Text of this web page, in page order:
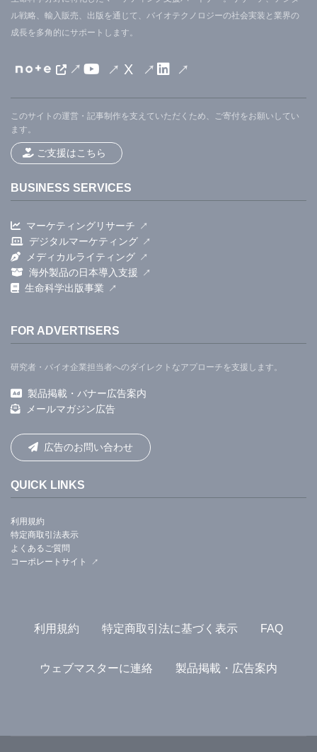
ル戦略、輸入販売、出版を通じて、バイオテクノロジーの社会実装と業界の
成長を多角的にサポートします。
X
このサイトの運営・記事制作を支えていただくため、ご寄付をお願いしてい
ます。
ご支援はこちら
BUSINESS SERVICES
マーケティングリサーチ
デジタルマーケティング
メディカルライティング
海外製品の日本導入支援
生命科学出版事業
FOR ADVERTISERS
研究者・バイオ企業担当者へのダイレクトなアプローチを支援します。
製品掲載・バナー広告案内
メールマガジン広告
広告のお問い合わせ
QUICK LINKS
利用規約
特定商取引法表示
よくあるご質問
コーポレートサイト
利用規約 特定商取引法に基づく表示 FAQ
ウェブマスターに連絡 製品掲載・広告案内